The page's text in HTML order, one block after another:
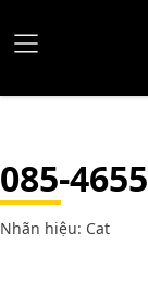
085-4655
Nhãn hiệu: Cat